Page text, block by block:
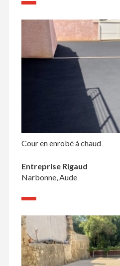
Cour en enrobé à chaud
Entreprise Rigaud
Narbonne, Aude